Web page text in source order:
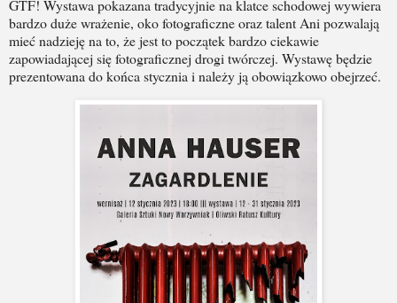
GTF! Wystawa pokazana tradycyjnie na klatce schodowej wywiera
bardzo duże wrażenie, oko fotograficzne oraz talent Ani pozwalają
mieć nadzieję na to, że jest to początek bardzo ciekawie
zapowiadającej się fotograficznej drogi twórczej. Wystawę będzie
prezentowana do końca stycznia i należy ją obowiązkowo obejrzeć.